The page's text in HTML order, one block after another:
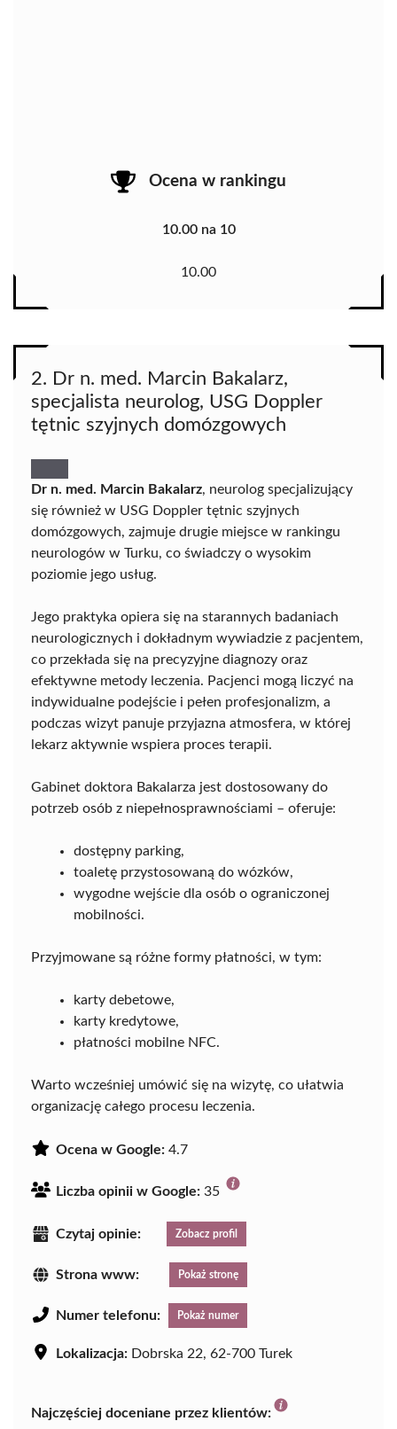
Ocena w rankingu
10.00 na 10
10.00
2. Dr n. med. Marcin Bakalarz,
specjalista neurolog, USG Doppler
tętnic szyjnych domózgowych
Dr n. med. Marcin Bakalarz, neurolog specjalizujący
się również w USG Doppler tętnic szyjnych
domózgowych, zajmuje drugie miejsce w rankingu
neurologów w Turku, co świadczy o wysokim
poziomie jego usług.
Jego praktyka opiera się na starannych badaniach
neurologicznych i dokładnym wywiadzie z pacjentem,
co przekłada się na precyzyjne diagnozy oraz
efektywne metody leczenia. Pacjenci mogą liczyć na
indywidualne podejście i pełen profesjonalizm, a
podczas wizyt panuje przyjazna atmosfera, w której
lekarz aktywnie wspiera proces terapii.
Gabinet doktora Bakalarza jest dostosowany do
potrzeb osób z niepełnosprawnościami – oferuje:
dostępny parking,
toaletę przystosowaną do wózków,
wygodne wejście dla osób o ograniczonej
mobilności.
Przyjmowane są różne formy płatności, w tym:
karty debetowe,
karty kredytowe,
płatności mobilne NFC.
Warto wcześniej umówić się na wizytę, co ułatwia
organizację całego procesu leczenia.
Ocena w Google: 4.7
Liczba opinii w Google: 35
Czytaj opinie: Zobacz profil
Strona www: Pokaż stronę
Numer telefonu: Pokaż numer
Lokalizacja: Dobrska 22, 62-700 Turek
Najczęściej doceniane przez klientów: